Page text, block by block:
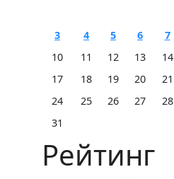
3
4 5 6 7
10
11 12 13 14
17
18 19 20 21
24
25 26 27 28
31
Рейтинг